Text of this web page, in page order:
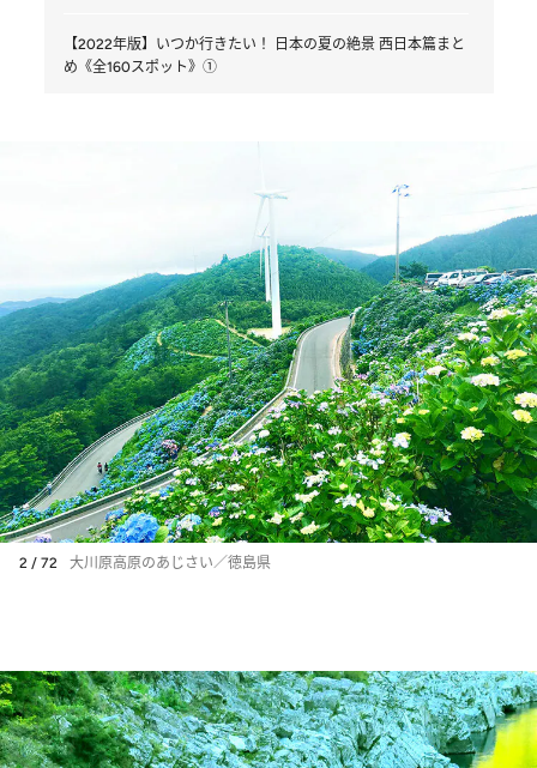
【2022年版】いつか行きたい！ 日本の夏の絶景 西日本篇まと
め《全160スポット》①
2 / 72 大川原高原のあじさい／徳島県